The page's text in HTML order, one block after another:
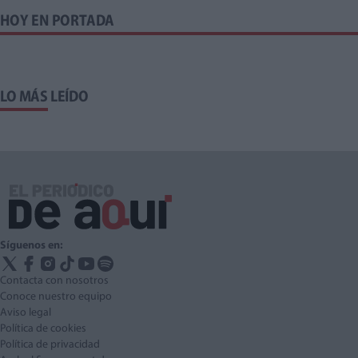
HOY EN PORTADA
LO MÁS LEÍDO
Síguenos en:
Contacta con nosotros
Conoce nuestro equipo
Aviso legal
Política de cookies
Política de privacidad